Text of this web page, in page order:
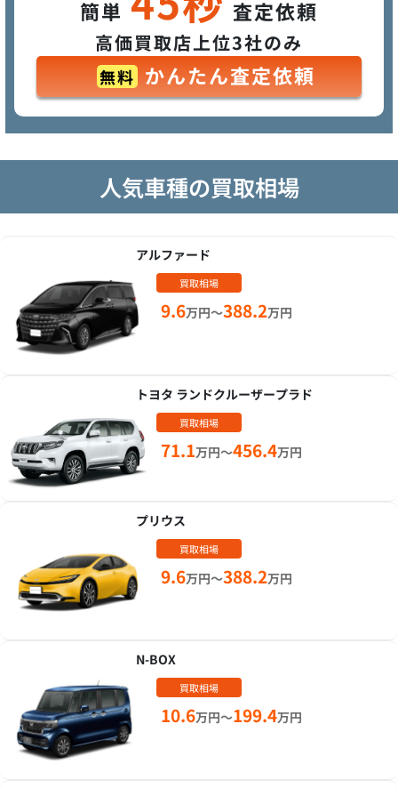
簡単 査定依頼
高価買取店上位3社のみ
無料 かんたん査定依頼
人気車種の買取相場
アルファード
買取相場
9.6万円～388.2万円
トヨタ ランドクルーザープラド
買取相場
71.1万円～456.4万円
プリウス
買取相場
9.6万円～388.2万円
N-BOX
買取相場
10.6万円～199.4万円